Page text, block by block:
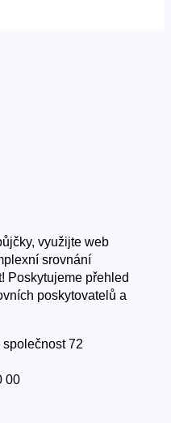
využijte web
srovnání
Poskytujeme přehled
poskytovatelů a
72
00